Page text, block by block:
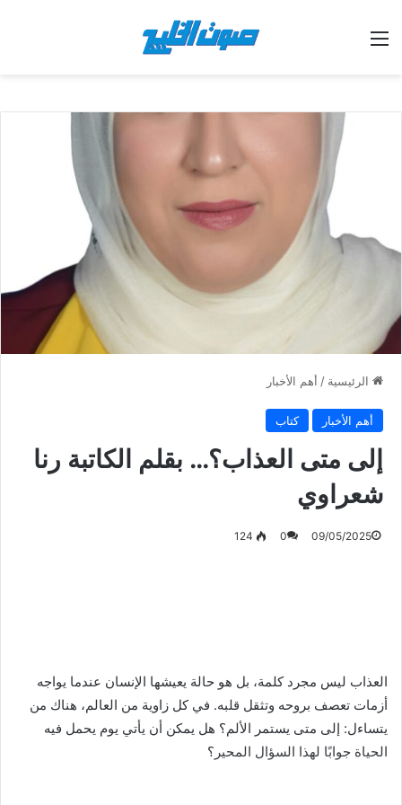
القائمة
الرئيسية / أهم الأخبار
أهم الأخبار كتاب
إلى متى العذاب؟… بقلم الكاتبة رنا
شعراوي
09/05/2025
0
124
العذاب ليس مجرد كلمة، بل هو حالة يعيشها الإنسان عندما يواجه
أزمات تعصف بروحه وتثقل قلبه. في كل زاوية من العالم، هناك من
يتساءل: إلى متى يستمر الألم؟ هل يمكن أن يأتي يوم يحمل فيه
الحياة جوابًا لهذا السؤال المحير؟